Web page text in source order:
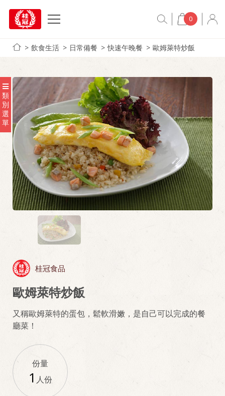
0
飲食生活 日常備餐 快速午晚餐 歐姆萊特炒飯
類
別
選
單
桂冠食品
歐姆萊特炒飯
又稱歐姆萊特的蛋包，鬆軟滑嫩，是自己可以完成的餐
廳菜！
份量
1 人份